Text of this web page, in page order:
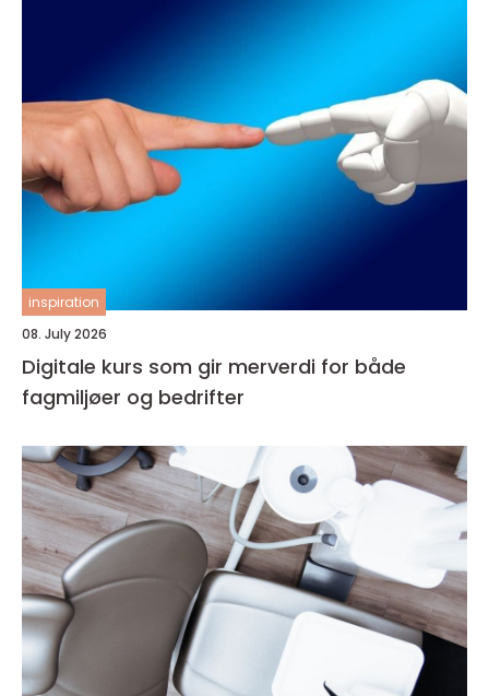
inspiration
08. July 2026
Digitale kurs som gir merverdi for både
fagmiljøer og bedrifter